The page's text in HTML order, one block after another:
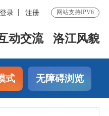
登录 注册 网站支持IPV6
动交流 洛江风貌
式 无障碍浏览